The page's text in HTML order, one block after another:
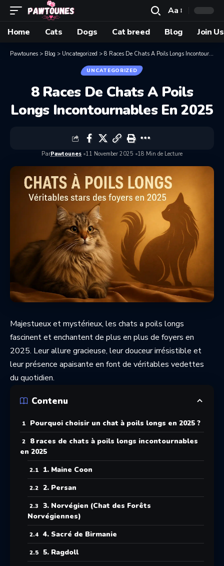
Aa
Home
Cats Dogs Cat breed Blog Join
Pawtounes > Blog > Uncategorized > 8 Races De Chats A Poils Longs Incontournables En 2025
UNCATEGORIZED
8 Races De Chats A Poils
Longs Incontournables En 2025
ParPawtounes 11 November 2025 18 Min de Lecture
Majestueux et mystérieux, les chats a poils longs
fascinent et enchantent de plus en plus de foyers en
2025. Leur allure gracieuse, leur douceur irrésistible et
leur présence apaisante en font de véritables vedettes
du quotidien.
Contenu
Pourquoi choisir un chat à poils longs en 2025 ?
8 races de chats à poils longs incontournables
en 2025
1. Maine Coon
2. Persan
3. Norvégien (Chat des Forêts
Norvégiennes)
4. Sacré de Birmanie
5. Ragdoll